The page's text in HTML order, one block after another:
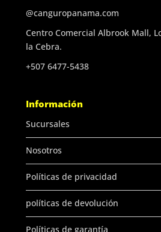
@canguropanama.com
Centro Comercial Albrook Mall,
la Cebra.
+507 6477-5438
Información
Sucursales
Nosotros
Políticas de privacidad
políticas de devolución
Políticas de garantía